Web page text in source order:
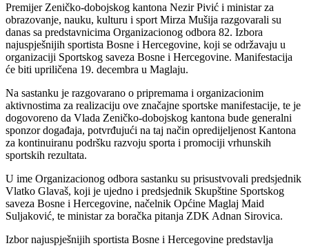
Premijer Zeničko-dobojskog kantona Nezir Pivić i ministar za
obrazovanje, nauku, kulturu i sport Mirza Mušija razgovarali su
danas sa predstavnicima Organizacionog odbora 82. Izbora
najuspješnijih sportista Bosne i Hercegovine, koji se održavaju u
organizaciji Sportskog saveza Bosne i Hercegovine. Manifestacija
će biti upriličena 19. decembra u Maglaju.
Na sastanku je razgovarano o pripremama i organizacionim
aktivnostima za realizaciju ove značajne sportske manifestacije, te je
dogovoreno da Vlada Zeničko-dobojskog kantona bude generalni
sponzor događaja, potvrđujući na taj način opredijeljenost Kantona
za kontinuiranu podršku razvoju sporta i promociji vrhunskih
sportskih rezultata.
U ime Organizacionog odbora sastanku su prisustvovali predsjednik
Vlatko Glavaš, koji je ujedno i predsjednik Skupštine Sportskog
saveza Bosne i Hercegovine, načelnik Općine Maglaj Maid
Suljaković, te ministar za boračka pitanja ZDK Adnan Sirovica.
Izbor najuspješnijih sportista Bosne i Hercegovine predstavlja